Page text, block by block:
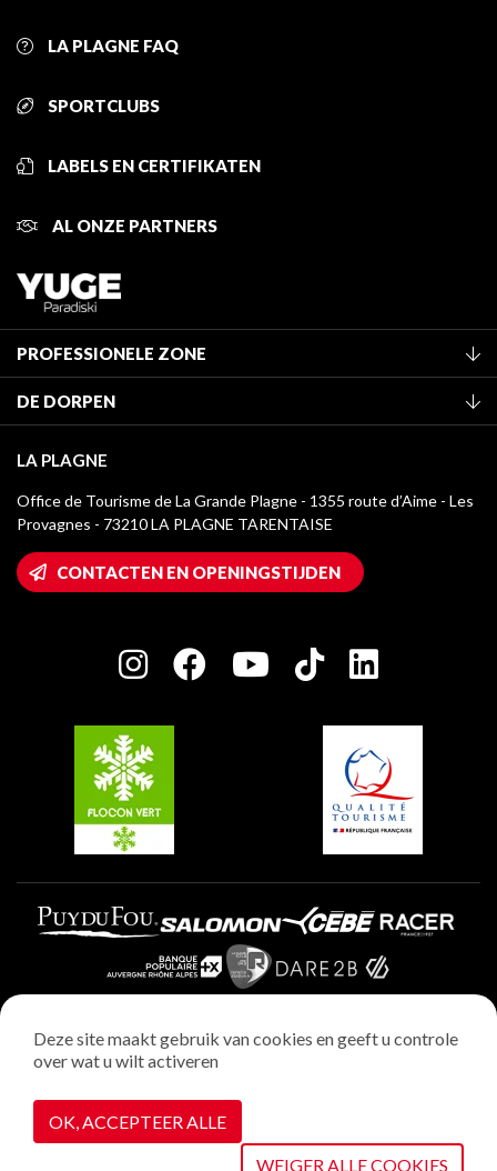
LA PLAGNE FAQ
SPORTCLUBS
LABELS EN CERTIFIKATEN
AL ONZE PARTNERS
PROFESSIONELE ZONE
Classificatie van de gemeubileerde accommodaties
Verblijfstaks
Mediatheek
La Plagne logo's
Wifi toegang
Huis van de eigenaar
Charter van toegewijde spelers
DE DORPEN
Montchavin - Les Coches
Champagny-en-Vanoise
Plagne 1800
Plagne Villages
Plagne Aime 2000
LA PLAGNE
Office de Tourisme de La Grande Plagne - 1355 route d’Aime - Les
Provagnes - 73210 LA PLAGNE TARENTAISE
CONTACTEN EN OPENINGSTIJDEN
Wettelijke vermeldingen
Privacybeleid
Realisatie : StudioJuillet
Cookiebeheer
Deze site maakt gebruik van cookies en geeft u controle
over wat u wilt activeren
OK, ACCEPTEER ALLE
WEIGER ALLE COOKIES